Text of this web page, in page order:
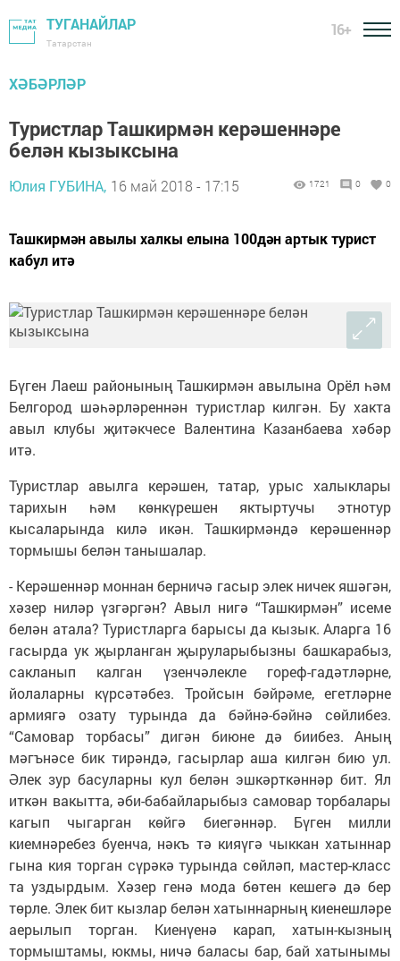
ТУГАНАЙЛАР
Татарстан
16+
ХӘБӘРЛӘР
Туристлар Ташкирмән керәшеннәре
белән кызыксына
Юлия ГУБИНА, 16 май 2018 - 17:15 1721 0 0
Ташкирмән авылы халкы елына 100дән артык турист
кабул итә
Бүген Лаеш районының Ташкирмән авылына Орёл һәм
Белгород шәһәрләреннән туристлар килгән. Бу хакта
авыл клубы җитәкчесе Валентина Казанбаева хәбәр
итә.
Туристлар авылга керәшен, татар, урыс халыклары
тарихын һәм көнкүрешен яктыртучы этнотур
кысаларында килә икән. Ташкирмәндә керәшеннәр
тормышы белән танышалар.
- Керәшеннәр моннан берничә гасыр элек ничек яшәгән,
хәзер ниләр үзгәргән? Авыл нигә “Ташкирмән” исеме
белән атала? Туристларга барысы да кызык. Аларга 16
гасырда ук җырланган җыруларыбызны башкарабыз,
сакланып калган үзенчәлекле гореф-гадәтләрне,
йолаларны күрсәтәбез. Тройсын бәйрәме, егетләрне
армиягә озату турында да бәйнә-бәйнә сөйлибез.
“Самовар торбасы” дигән биюне дә биибез. Аның
мәгънәсе бик тирәндә, гасырлар аша килгән бию ул.
Әлек зур басуларны кул белән эшкәрткәннәр бит. Ял
иткән вакытта, әби-бабайларыбыз самовар торбалары
кагып чыгарган көйгә биегәннәр. Бүген милли
киемнәребез буенча, нәкъ тә кияүгә чыккан хатыннар
гына кия торган сүрәкә турында сөйләп, мастер-класс
та уздырдым. Хәзер генә мода бөтен кешегә дә бер
төрле. Элек бит кызлар белән хатыннарның киенешләре
аерылып торган. Киенүенә карап, хатын-кызның
тормыштамы, юкмы, ничә баласы бар, бай хатынымы